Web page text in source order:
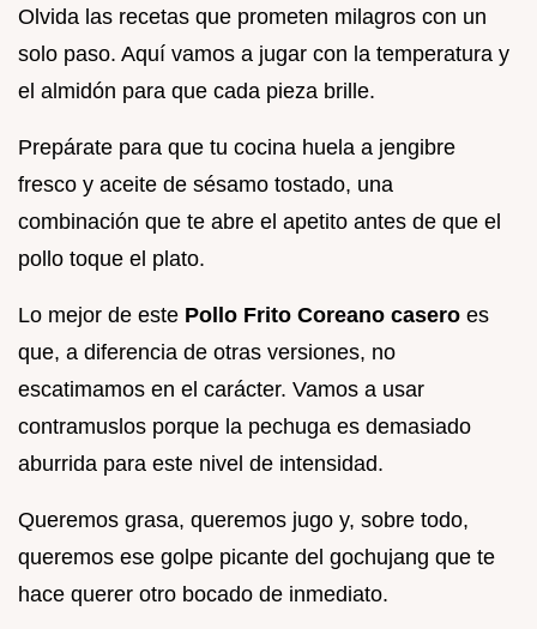
Olvida las recetas que prometen milagros con un
solo paso. Aquí vamos a jugar con la temperatura y
el almidón para que cada pieza brille.
Prepárate para que tu cocina huela a jengibre
fresco y aceite de sésamo tostado, una
combinación que te abre el apetito antes de que el
pollo toque el plato.
Lo mejor de este Pollo Frito Coreano casero es
que, a diferencia de otras versiones, no
escatimamos en el carácter. Vamos a usar
contramuslos porque la pechuga es demasiado
aburrida para este nivel de intensidad.
Queremos grasa, queremos jugo y, sobre todo,
queremos ese golpe picante del gochujang que te
hace querer otro bocado de inmediato.